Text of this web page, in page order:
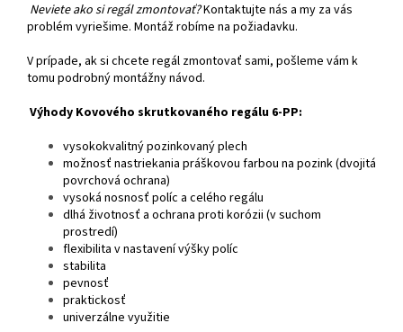
Neviete ako si regál zmontovať?Kontaktujte nás a my za vás
problém vyriešime. Montáž robíme na požiadavku.
V prípade, ak si chcete regál zmontovať sami, pošleme vám k
tomu podrobný montážny návod.
Výhody Kovového skrutkovaného regálu 6-PP:
vysokokvalitný pozinkovaný plech
možnosť nastriekania práškovou farbou na pozink (dvojitá
povrchová ochrana)
vysoká nosnosť políc a celého regálu
dlhá životnosť a ochrana proti korózii (v suchom
prostredí)
flexibilita v nastavení výšky políc
stabilita
pevnosť
praktickosť
univerzálne využitie